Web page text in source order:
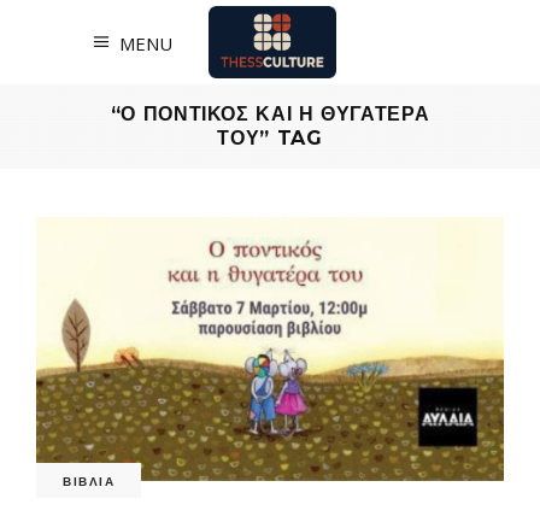
MENU
“Ο ΠΟΝΤΙΚΟΣ ΚΑΙ Η ΘΥΓΑΤΕΡΑ
ΤΟΥ” TAG
ΒΙΒΛΙΑ